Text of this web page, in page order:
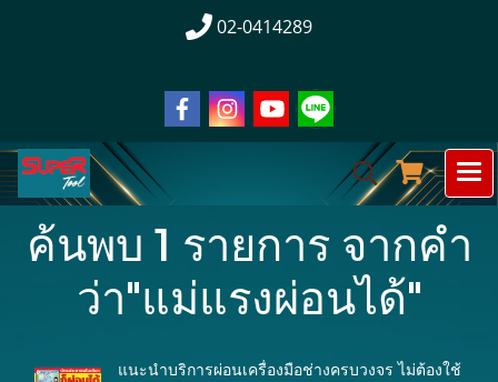
02-0414289
ค้นพบ 1 รายการ จากคำ
ว่า"แม่แรงผ่อนได้"
แนะนำบริการผ่อนเครื่องมือช่างครบวงจร ไม่ต้องใช้